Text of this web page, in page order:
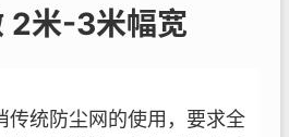
2米-3米幅宽
传统防尘网的使用，要求全